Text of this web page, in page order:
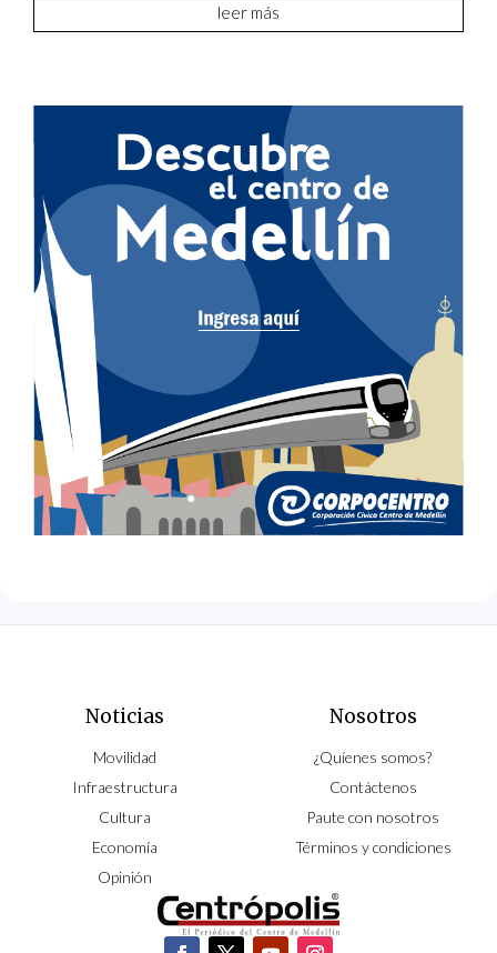
leer más
Noticias
Movilidad
Infraestructura
Cultura
Economía
Opinión
Nosotros
¿Quíenes somos?
Contáctenos
Paute con nosotros
Términos y condiciones